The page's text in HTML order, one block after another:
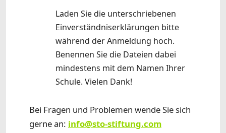
Laden Sie die unterschriebenen
Einverständniserklärungen bitte
während der Anmeldung hoch.
Benennen Sie die Dateien dabei
mindestens mit dem Namen Ihrer
Schule. Vielen Dank!
Bei Fragen und Problemen wende Sie sich
gerne an: info@sto-stiftung.com